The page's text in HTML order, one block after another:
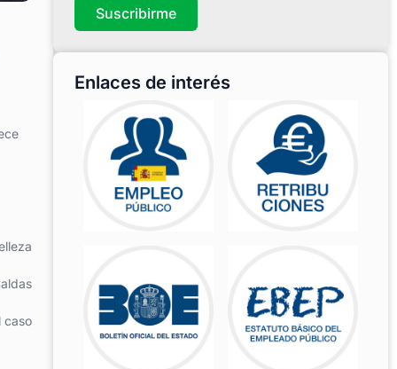
caso
Suscribirme
Enlaces de interés